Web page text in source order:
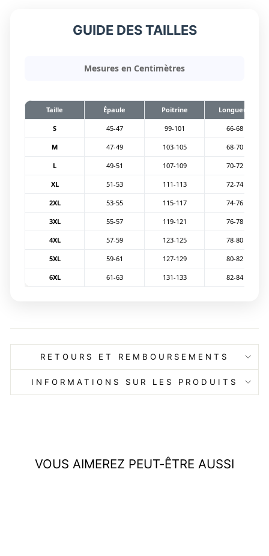
GUIDE DES TAILLES
Mesures en Centimètres
Taille Épaule Poitrine Longueur
S 45-47 99-101 66-68
M 47-49 103-105 68-70
L 49-51 107-109 70-72
XL 51-53 111-113 72-74
2XL 53-55 115-117 74-76
3XL 55-57 119-121 76-78
4XL 57-59 123-125 78-80
5XL 59-61 127-129 80-82
6XL 61-63 131-133 82-84
RETOURS ET REMBOURSEMENTS
INFORMATIONS SUR LES PRODUITS
VOUS AIMEREZ PEUT-ÊTRE AUSSI